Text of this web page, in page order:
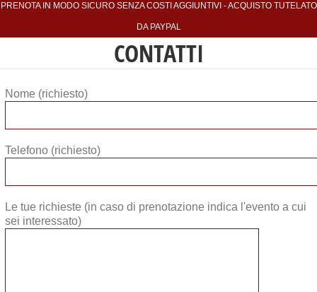
PRENOTA IN MODO SICURO SENZA COSTI AGGIUNTIVI - ACQUISTO TUTELATO
DA PAYPAL
CONTATTI
Nome (richiesto)
Telefono (richiesto)
Le tue richieste (in caso di prenotazione indica l'evento a cui
sei interessato)